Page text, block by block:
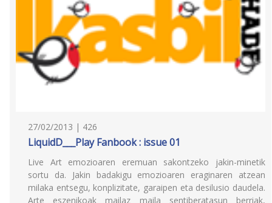
27/02/2013 | 426
LiquidD___Play Fanbook : issue 01
Live Art emozioaren eremuan sakontzeko jakin-minetik
sortu da. Jakin badakigu emozioaren eraginaren atzean
milaka entsegu, konplizitate, garaipen eta desilusio daudela.
Arte eszenikoak mailaz maila sentiberatasun berriak,